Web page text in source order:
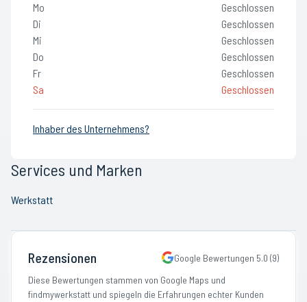
Mo
Geschlossen
Di
Geschlossen
Mi
Geschlossen
Do
Geschlossen
Fr
Geschlossen
Sa
Geschlossen
Inhaber des Unternehmens?
Services und Marken
Werkstatt
Rezensionen Google Bewertungen 5.0 (9)
Diese Bewertungen stammen von Google Maps und
findmywerkstatt und spiegeln die Erfahrungen echter Kunden